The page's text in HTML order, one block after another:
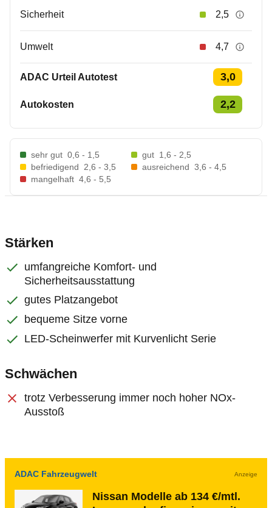
Sicherheit 2,5
Umwelt 4,7
ADAC Urteil Autotest 3,0
Autokosten 2,2
sehr gut 0,6 - 1,5 gut 1,6 - 2,5
befriedigend
2,6 - 3,5 ausreichend 3,6 - 4,5
mangelhaft 4,6 - 5,5
Stärken
umfangreiche Komfort- und
Sicherheitsausstattung
gutes Platzangebot
bequeme Sitze vorne
LED-Scheinwerfer mit Kurvenlicht Serie
Schwächen
trotz Verbesserung immer noch hoher NOx-
Ausstoß
ADAC Fahrzeugwelt Anzeige
Nissan Modelle ab 134 €/mtl.